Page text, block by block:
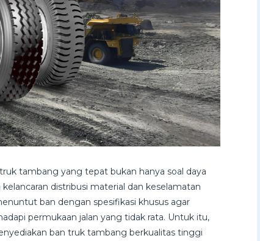
tambang yang tepat bukan hanya soal daya
distribusi material dan keselamatan
ban dengan spesifikasi khusus agar
permukaan jalan yang tidak rata. Untuk itu,
ban truk tambang berkualitas tinggi